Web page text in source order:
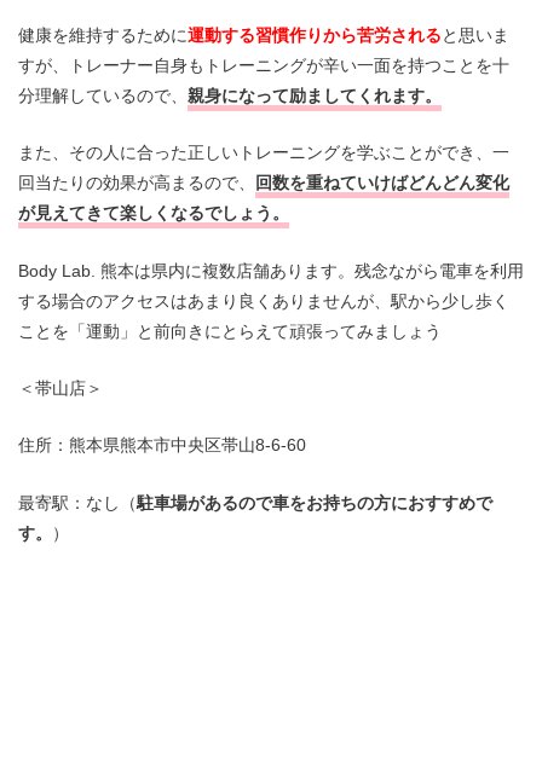
健康を維持するために運動する習慣作りから苦労されると思いま
すが、トレーナー自身もトレーニングが辛い一面を持つことを十
分理解しているので、 親身になって励ましてくれます。
また、その人に合った正しいトレーニングを学ぶことができ、一
回当たりの効果が高まるので、
回数を重ねていけばどんどん変化
が見えてきて楽しくなるでしょう。
Body Lab. 熊本は県内に複数店舗あります。残念ながら電車を利用
する場合のアクセスはあまり良くありませんが、駅から少し歩く
ことを「運動」と前向きにとらえて頑張ってみましょう
＜帯山店＞
住所：熊本県熊本市中央区帯山8-6-60
最寄駅：なし（駐車場があるので車をお持ちの方におすすめで
す。
）